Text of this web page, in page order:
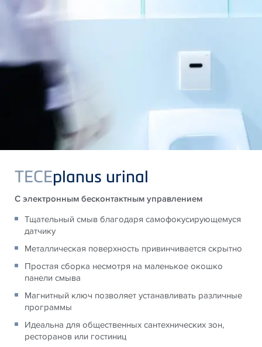
TECEplanus urinal
С электронным бесконтактным управлением
Тщательный смыв благодаря самофокусирующемуся
датчику
Металлическая поверхность привинчивается скрытно
Простая сборка несмотря на маленькое окошко
панели смыва
Магнитный ключ позволяет устанавливать различные
программы
Идеальна для общественных сантехнических зон,
ресторанов или гостиниц